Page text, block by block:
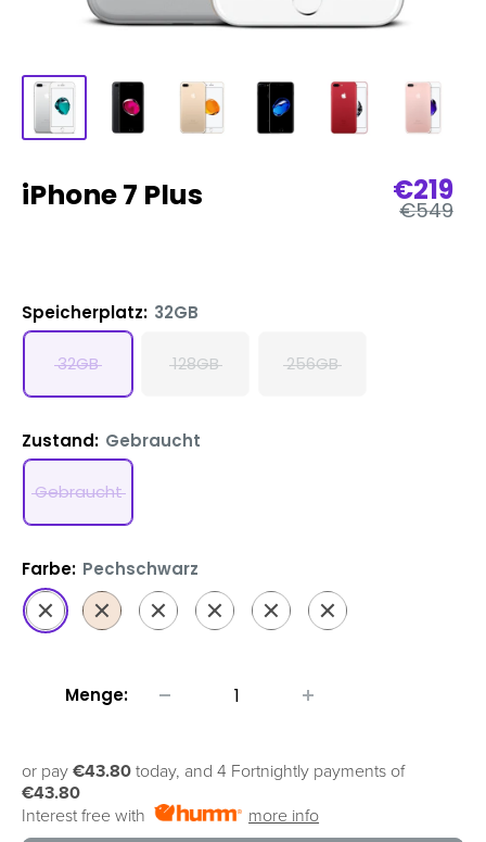
iPhone 7 Plus €219
€549
Speicherplatz: 32GB
32GB 128GB 256GB
Zustand: Gebraucht
Gebraucht
Farbe: Pechschwarz
Pechschwarz
Gold
Matt-
schwarz
Silber RoségoldProdukt
Rot
Menge:
or pay €43.80 today, and 4 Fortnightly payments of
€43.80
Interest free with
more info